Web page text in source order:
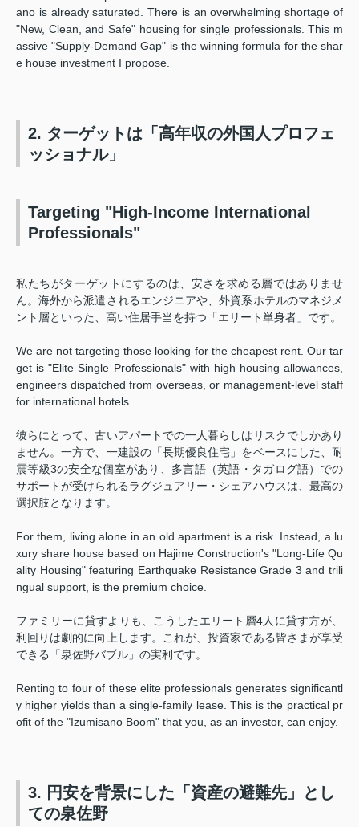
ano is already saturated. There is an overwhelming shortage of
"New, Clean, and Safe" housing for single professionals. This m
assive "Supply-Demand Gap" is the winning formula for the shar
e house investment I propose.
2. ターゲットは「高年収の外国人プロフェ
ッショナル」
Targeting "High-Income International
Professionals"
私たちがターゲットにするのは、安さを求める層ではありませ
ん。海外から派遣されるエンジニアや、外資系ホテルのマネジメ
ント層といった、高い住居手当を持つ「エリート単身者」です。
We are not targeting those looking for the cheapest rent. Our tar
get is "Elite Single Professionals" with high housing allowances,
engineers dispatched from overseas, or management-level staff
for international hotels.
彼らにとって、古いアパートでの一人暮らしはリスクでしかあり
ません。一方で、一建設の「長期優良住宅」をベースにした、耐
震等級3の安全な個室があり、多言語（英語・タガログ語）での
サポートが受けられるラグジュアリー・シェアハウスは、最高の
選択肢となります。
For them, living alone in an old apartment is a risk. Instead, a lu
xury share house based on Hajime Construction's "Long-Life Qu
ality Housing" featuring Earthquake Resistance Grade 3 and trili
ngual support, is the premium choice.
ファミリーに貸すよりも、こうしたエリート層4人に貸す方が、
利回りは劇的に向上します。これが、投資家である皆さまが享受
できる「泉佐野バブル」の実利です。
Renting to four of these elite professionals generates significantl
y higher yields than a single-family lease. This is the practical pr
ofit of the "Izumisano Boom" that you, as an investor, can enjoy.
3. 円安を背景にした「資産の避難先」とし
ての泉佐野